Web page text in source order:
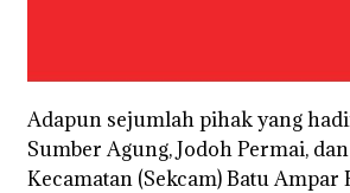
Adapun sejumlah pihak yang
Sumber Agung, Jodoh Permai,
Kecamatan (Sekcam) Batu Ampar